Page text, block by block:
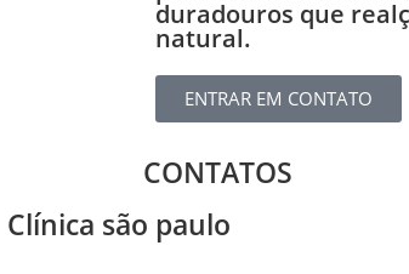
duradouros que
natural.
ENTRAR EM CONTATO
CONTATOS
Clínica são paulo